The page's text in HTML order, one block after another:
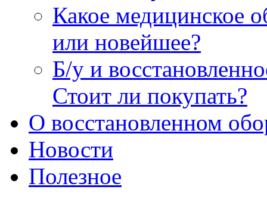
Какое медицинское
или новейшее?
Б/у и
Стоит ли покупать?
О восстановленном
Новости
Полезное